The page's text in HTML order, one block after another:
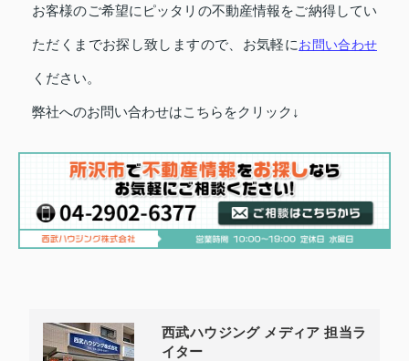
お客様のご希望にピッタリの不動産情報をご納得してい
ただくまでお探し致しますので、お気軽にお問い合わせ
ください。
弊社へのお問い合わせはこちらをクリック↓
西武ハウジング メディア 担当ラ
イター